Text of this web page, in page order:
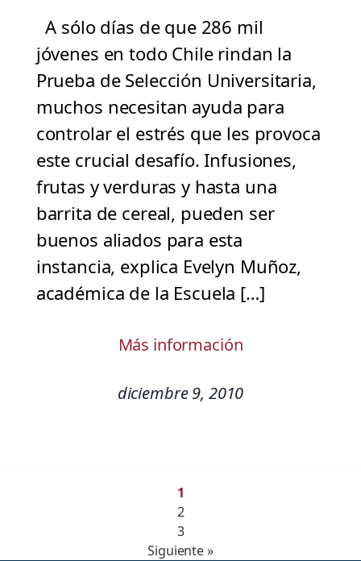
A sólo días de que 286 mil
jóvenes en todo Chile rindan la
Prueba de Selección Universitaria,
muchos necesitan ayuda para
controlar el estrés que les provoca
este crucial desafío. Infusiones,
frutas y verduras y hasta una
barrita de cereal, pueden ser
buenos aliados para esta
instancia, explica Evelyn Muñoz,
académica de la Escuela […]
Más información
diciembre 9, 2010
1
2
3
Siguiente »